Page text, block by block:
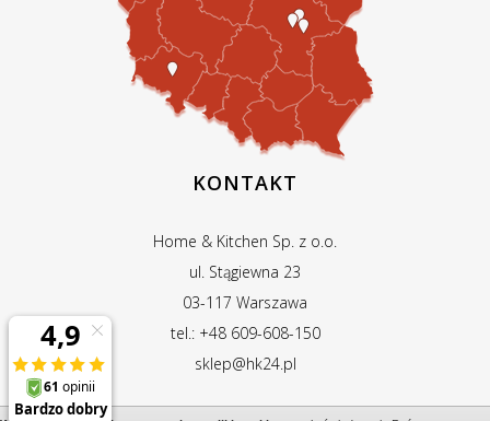
KONTAKT
Home & Kitchen Sp. z o.o.
ul. Stągiewna 23
03-117 Warszawa
tel.: +48 609-608-150
sklep@hk24.pl